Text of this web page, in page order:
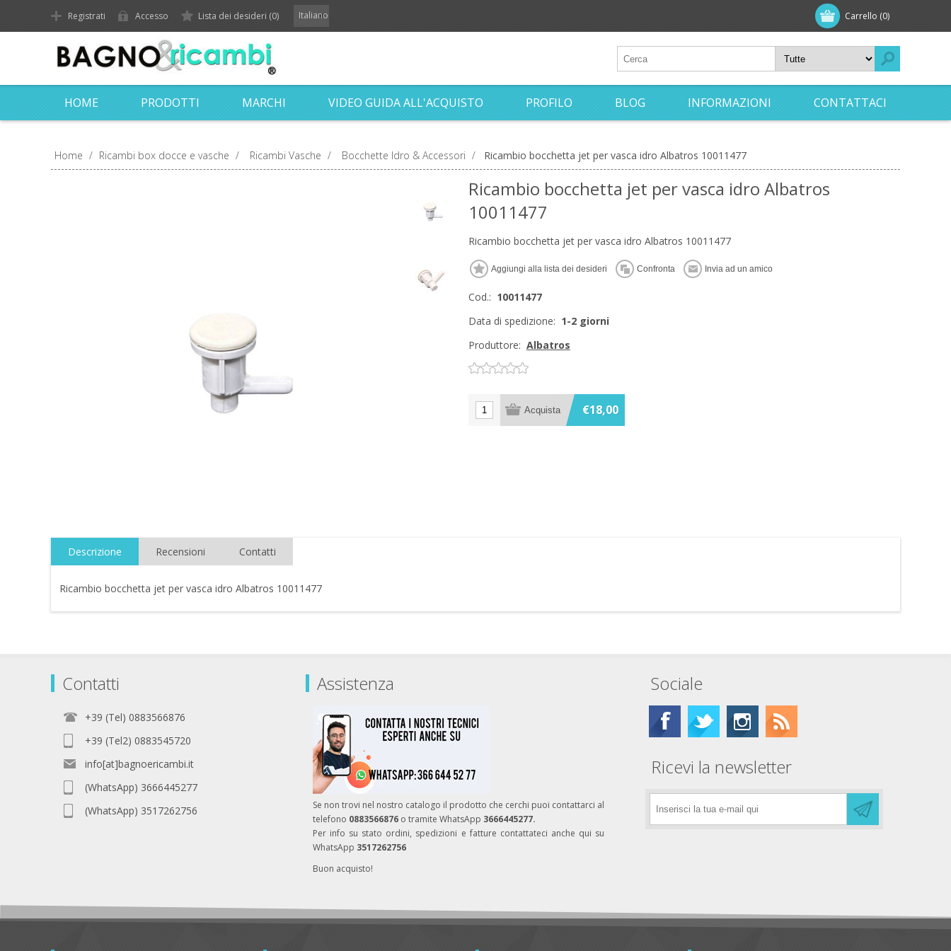
Carrello (0)
Registrati Accesso Lista dei desideri (0) Italiano
HOME PRODOTTI MARCHI VIDEO GUIDA ALL'ACQUISTO PROFILO BLOG INFORMAZIONI CONTATTACI
Home / Ricambi box docce e vasche / Ricambi Vasche / Bocchette Idro & Accessori / Ricambio bocchetta jet per vasca idro Albatros 10011477
Ricambio bocchetta jet per vasca idro Albatros
10011477
Ricambio bocchetta jet per vasca idro Albatros 10011477
Cod.: 10011477
Data di spedizione: 1-2 giorni
Produttore: Albatros
€18,00
Descrizione Recensioni Contatti
Ricambio bocchetta jet per vasca idro Albatros 10011477
Contatti
+39 (Tel) 0883566876
+39 (Tel2) 0883545720
info[at]bagnoericambi.it
(WhatsApp) 3666445277
(WhatsApp) 3517262756
Assistenza
Se non trovi nel nostro catalogo il prodotto che cerchi puoi contattarci al
telefono 0883566876 o tramite WhatsApp 3666445277.
Per info su stato ordini, spedizioni e fatture contattateci anche qui su
WhatsApp 3517262756
Buon acquisto!
Sociale
Ricevi la newsletter